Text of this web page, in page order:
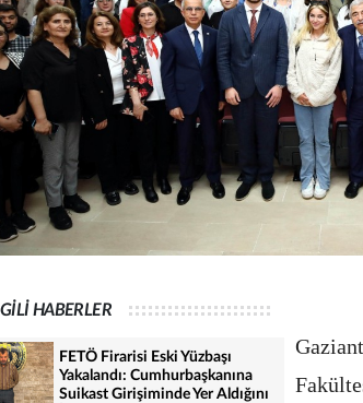
HABERLER
FETÖ Firarisi Eski Yüzbaşı
Yakalandı: Cumhurbaşkanına
Suikast Girişiminde Yer Aldığını